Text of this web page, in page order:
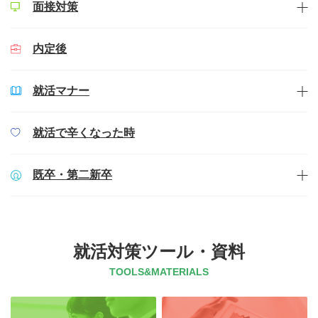
面接対策
内定後
就活マナー
就活で辛くなった時
既卒・第二新卒
就活対策ツール・資料
TOOLS&MATERIALS